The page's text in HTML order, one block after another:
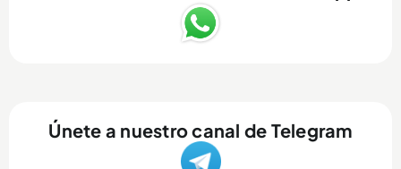
Únete a nuestro canal de Telegram